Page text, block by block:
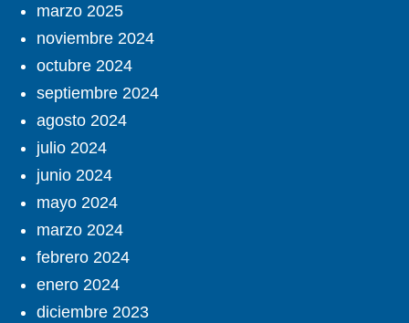
marzo 2025
noviembre 2024
octubre 2024
septiembre 2024
agosto 2024
julio 2024
junio 2024
mayo 2024
marzo 2024
febrero 2024
enero 2024
diciembre 2023